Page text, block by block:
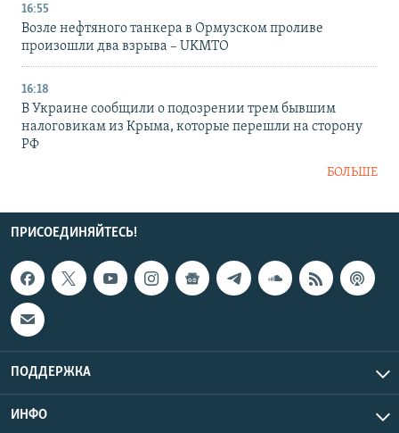
16:55
Возле нефтяного танкера в Ормузском проливе
произошли два взрыва – UKMTO
16:18
В Украине сообщили о подозрении трем бывшим
налоговикам из Крыма, которые перешли на сторону
РФ
БОЛЬШЕ
ПРИСОЕДИНЯЙТЕСЬ!
ПОДДЕРЖКА
ИНФО